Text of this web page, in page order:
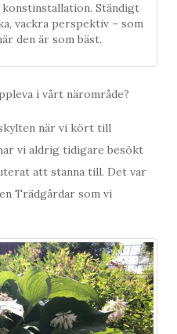
Ständigt
vackra perspektiv – som
den är som bäst.
i vårt närområde?
när vi kört till
vi aldrig tidigare besökt
att stanna till. Det var
Trädgårdar som vi